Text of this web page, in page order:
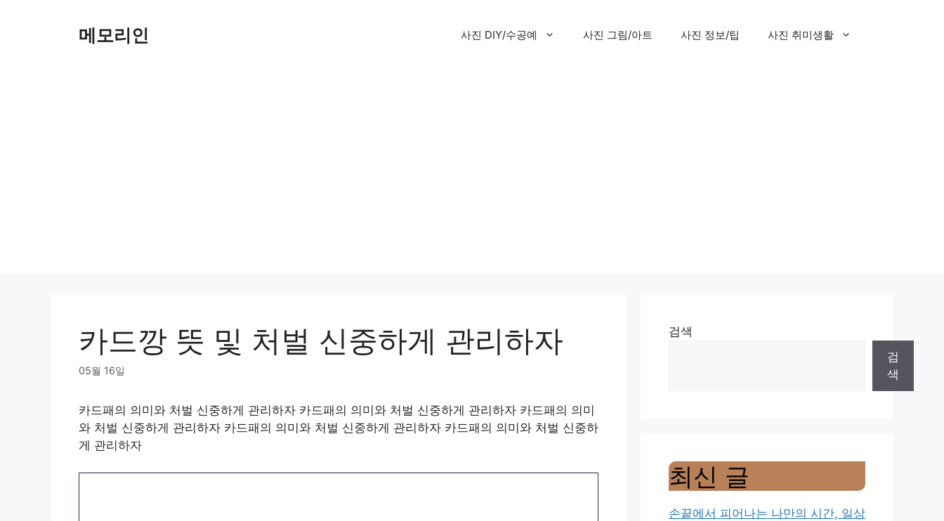
메모리인 사진 DIY/수공예 사진 그림/아트 사진 정보/팁 사진 취미생활
카드깡 뜻 및 처벌 신중하게 관리하자
05월 16일
카드패의 의미와 처벌 신중하게 관리하자 카드패의 의미와 처벌 신중하게 관리하자 카드패의 의미
와 처벌 신중하게 관리하자 카드패의 의미와 처벌 신중하게 관리하자 카드패의 의미와 처벌 신중하
게 관리하자
검색
검
색
최신 글
손끝에서 피어나는 나만의 시간, 일상